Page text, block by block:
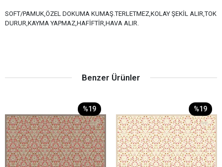
SOFT/PAMUK,ÖZEL DOKUMA KUMAŞ.TERLETMEZ,KOLAY ŞEKİL ALIR,TOK
DURUR,KAYMA YAPMAZ,HAFİFTİR,HAVA ALIR.
Benzer Ürünler
%19 %19